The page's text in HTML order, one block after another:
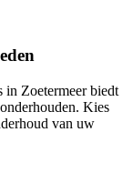
in Zoetermeer biedt
Kies
van uw